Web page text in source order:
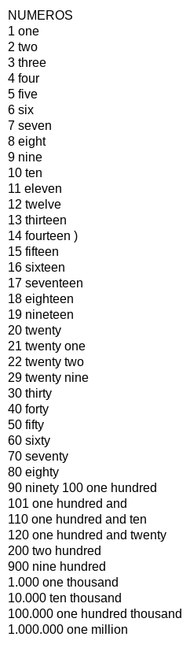
NUMEROS
1 one
2 two
3 three
4 four
5 five
6 six
7 seven
8 eight
9 nine
10 ten
11 eleven
12 twelve
13 thirteen
14 fourteen )
15 fifteen
16 sixteen
17 seventeen
18 eighteen
19 nineteen
20 twenty
21 twenty one
22 twenty two
29 twenty nine
30 thirty
40 forty
50 fifty
60 sixty
70 seventy
80 eighty
90 ninety 100 one hundred
101 one hundred and
110 one hundred and ten
120 one hundred and twenty
200 two hundred
900 nine hundred
1.000 one thousand
10.000 ten thousand
100.000 one hundred thousand
1.000.000 one million